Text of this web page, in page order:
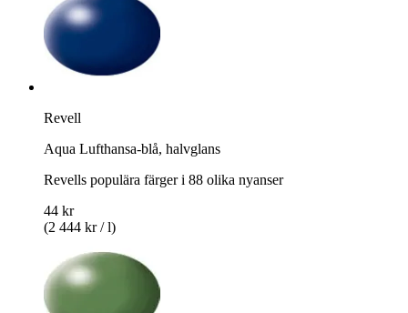
Revell
Aqua Lufthansa-blå, halvglans
Revells populära färger i 88 olika nyanser
44 kr
(2 444 kr / l)